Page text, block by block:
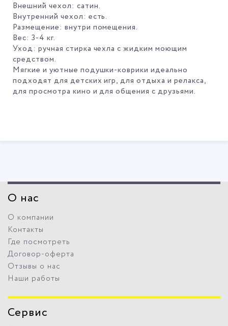
Внешний чехол: сатин.
Внутренний чехол: есть.
Размещение: внутри помещения.
Вес: 3-4 кг.
Уход: ручная стирка чехла с жидким моющим
средством.
Мягкие и уютные подушки-коврики идеально
подходят для детских игр, для отдыха и релакса,
для просмотра кино и для общения с друзьями.
О нас
О компании
Контакты
Где посмотреть
Договор-оферта
Отзывы о нас
Наши работы
Сервис